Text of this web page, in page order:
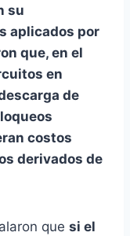
su
aplicados por
que, en el
en
de
costos
derivados de
que si el